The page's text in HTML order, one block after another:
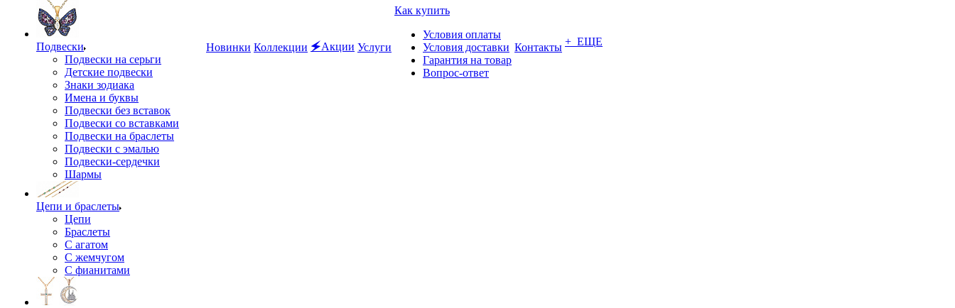
Подвески
Подвески на серьги
Детские подвески
Знаки зодиака
Имена и буквы
Подвески без вставок
Подвески со вставками
Подвески на браслеты
Подвески с эмалью
Подвески-сердечки
Шармы
Цепи и браслеты
Цепи
Браслеты
С агатом
С жемчугом
С фианитами
Новинки Коллекции 🗲Акции Услуги
Как купить
Условия оплаты
Условия доставки
Гарантия на товар
Вопрос-ответ
Контакты + ЕЩЕ